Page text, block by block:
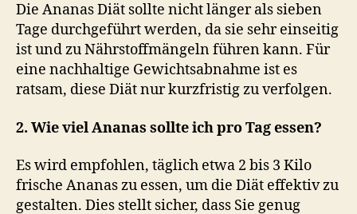
Die Ananas Diät sollte nicht länger als sieben
Tage durchgeführt werden, da sie sehr einseitig
ist und zu Nährstoffmängeln führen kann. Für
eine nachhaltige Gewichtsabnahme ist es
ratsam, diese Diät nur kurzfristig zu verfolgen.
2. Wie viel Ananas sollte ich pro Tag essen?
Es wird empfohlen, täglich etwa 2 bis 3 Kilo
frische Ananas zu essen, um die Diät effektiv zu
gestalten. Dies stellt sicher, dass Sie genug